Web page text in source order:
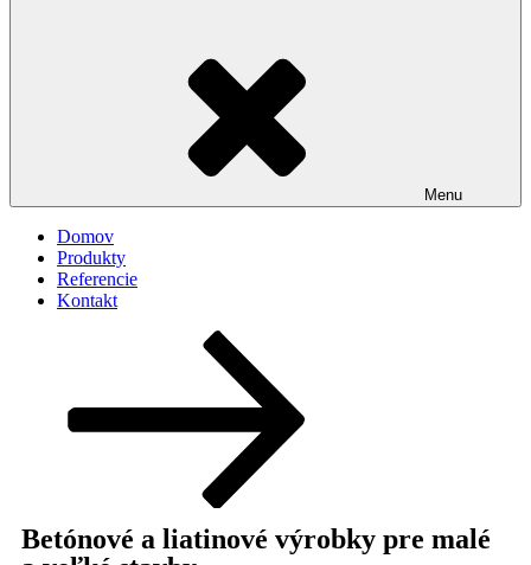
Menu
Domov
Produkty
Referencie
Kontakt
Betónové a liatinové výrobky pre malé